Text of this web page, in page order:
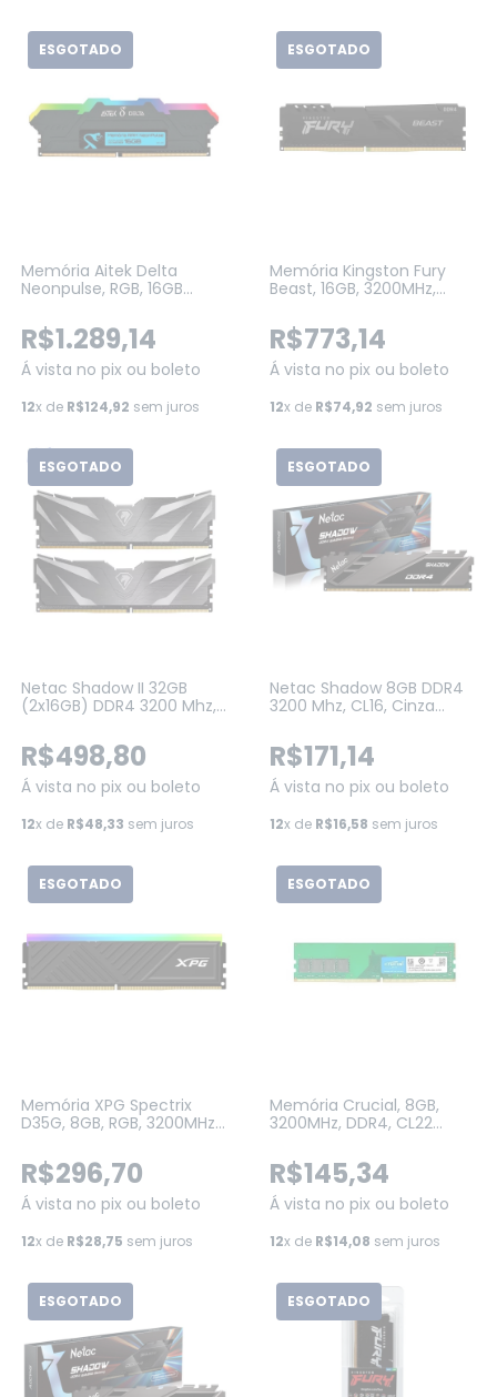
ESGOTADO
Memória Aitek Delta
Neonpulse, RGB, 16GB
Cl38, PRETO (DELTA-
ME6416)
R$1.289,14
Á vista no pix ou boleto
12x de R$124,92 sem juros
ESGOTADO
Memória Kingston Fury
Beast, 16GB, 3200MHz,
(KF432C16BB1/16)
R$773,14
Á vista no pix ou boleto
12x de R$74,92 sem juros
ESGOTADO
Netac Shadow II 32GB
(2x16GB) DDR4 3200 Mhz,
(NSWKU2BD4323200LH8DP)
R$498,80
Á vista no pix ou boleto
12x de R$48,33 sem juros
ESGOTADO
Netac Shadow 8GB DDR4
3200 Mhz, CL16, Cinza
R$171,14
Á vista no pix ou boleto
12x de R$16,58 sem juros
ESGOTADO
Memória XPG Spectrix
D35G, 8GB, RGB, 3200MHz,
(AX4U32008G16A-
SBKD35G)
R$296,70
Á vista no pix ou boleto
12x de R$28,75 sem juros
ESGOTADO
Memória Crucial, 8GB,
3200MHz, DDR4, CL22
R$145,34
Á vista no pix ou boleto
12x de R$14,08 sem juros
ESGOTADO ESGOTADO